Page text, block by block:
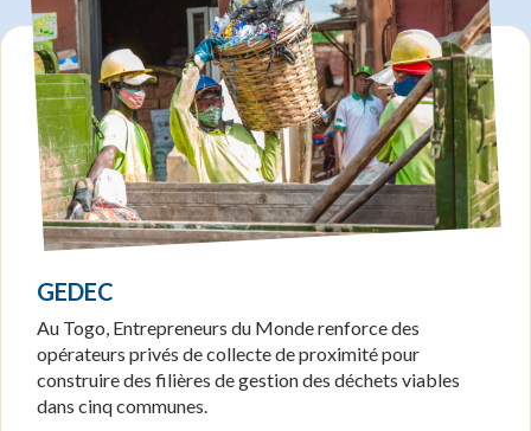
GEDEC
Au Togo, Entrepreneurs du Monde renforce des
opérateurs privés de collecte de proximité pour
construire des filières de gestion des déchets viables
dans cinq communes.